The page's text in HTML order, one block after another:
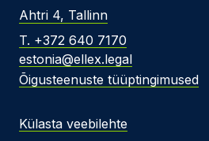
Ahtri 4, Tallinn
T. +372 640 7170
estonia@ellex.legal
Õigusteenuste tüüptingimused
Külasta veebilehte